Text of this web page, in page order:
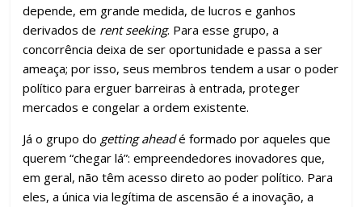
depende, em grande medida, de lucros e ganhos
derivados de rent seeking. Para esse grupo, a
concorrência deixa de ser oportunidade e passa a ser
ameaça; por isso, seus membros tendem a usar o poder
político para erguer barreiras à entrada, proteger
mercados e congelar a ordem existente.
Já o grupo do getting aheadé formado por aqueles que
querem “chegar lá”: empreendedores inovadores que,
em geral, não têm acesso direto ao poder político. Para
eles, a única via legítima de ascensão é a inovação, a